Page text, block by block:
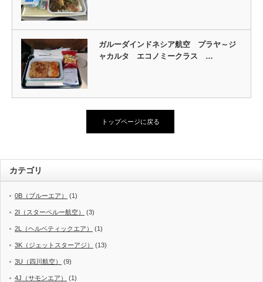
ガルーダインドネシア航空 プラヤ～ジ
ャカルタ エコノミークラス …
トップページに戻る
カテゴリ
0B（ブルーエア） (1)
2I（スターペルー航空） (3)
2L（ヘルベティックエア） (1)
3K（ジェットスターアジ） (13)
3U（四川航空） (9)
4J（サモンエア） (1)